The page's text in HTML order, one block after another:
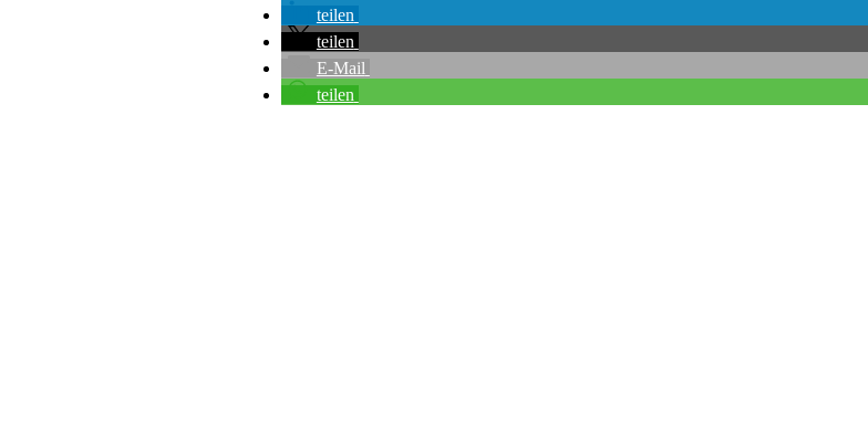
teilen
teilen
E-Mail
teilen